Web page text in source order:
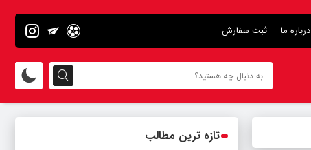
درباره ما ثبت سفارش
تازه ترین مطالب